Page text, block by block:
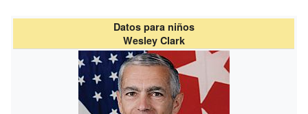
Datos para niños
Wesley Clark